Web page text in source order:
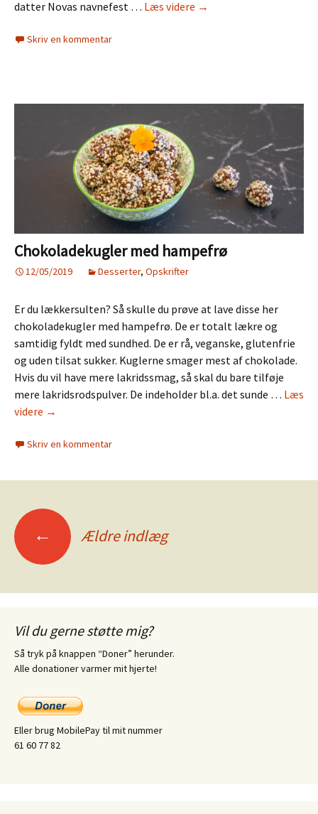
datter Novas navnefest … Læs videre Rå
→
Skriv en kommentar
Chokoladekugler med hampefrø
12/05/2019 Desserter, Opskrifter
Er du lækkersulten? Så skulle du prøve at lave disse her
chokoladekugler med hampefrø. De er totalt lækre og
samtidig fyldt med sundhed. De er rå, veganske, glutenfrie
og uden tilsat sukker. Kuglerne smager mest af chokolade.
Hvis du vil have mere lakridssmag, så skal du bare tilføje
mere lakridsrodspulver. De indeholder bl.a. det sunde … Læs
videre Chokoladekugler
hampefrø
→
Skriv en kommentar
Indlægsnavigation
← Ældre indlæg
Vil du gerne støtte mig?
Så tryk på knappen “Doner” herunder.
Alle donationer varmer mit hjerte!
Eller brug MobilePay til mit nummer
61 60 77 82